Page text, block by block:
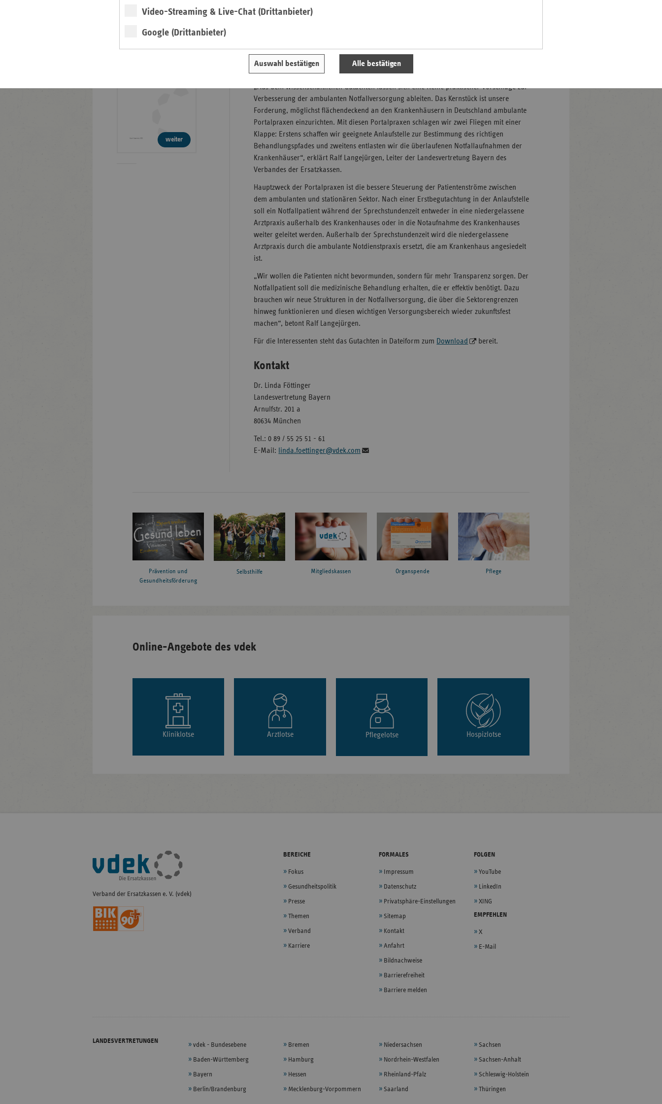
Video-Streaming & Live-Chat (Drittanbieter)
Google (Drittanbieter)
Auswahl bestätigen Alle bestätigen
Schleswig-
Holstein
Thüringen
den Rat der Wissenschaft geholt. In seinem Auftrag hat das AQUA-Institut für angewandte
Notfallversorgung?“ der Fachöffentlichkeit in München vorgestellt. Die Fachtagung findet
im Rahmen des 15. Europäischen Gesundheitskongresses statt.
„Aus dem wissenschaftlichen Gutachten lassen sich eine Reihe praktischer Vorschläge zur
Verbesserung der ambulanten Notfallversorgung ableiten. Das Kernstück ist unsere
Forderung, möglichst flächendeckend an den Krankenhäusern in Deutschland ambulante
Portalpraxen einzurichten. Mit diesen Portalpraxen schlagen wir zwei Fliegen mit einer
Klappe: Erstens schaffen wir geeignete Anlaufstelle zur Bestimmung des richtigen
Behandlungspfades und zweitens entlasten wir die überlaufenen Notfallaufnahmen der
Krankenhäuser“, erklärt Ralf Langejürgen, Leiter der Landesvertretung Bayern des
Verbandes der Ersatzkassen.
Hauptzweck der Portalpraxen ist die bessere Steuerung der Patientenströme zwischen
dem ambulanten und stationären Sektor. Nach einer Erstbegutachtung in der Anlaufstelle
soll ein Notfallpatient während der Sprechstundenzeit entweder in eine niedergelassene
Arztpraxis außerhalb des Krankenhauses oder in die Notaufnahme des Krankenhauses
weiter geleitet werden. Außerhalb der Sprechstundenzeit wird die niedergelassene
Arztpraxis durch die ambulante Notdienstpraxis ersetzt, die am Krankenhaus angesiedelt
ist.
„Wir wollen die Patienten nicht bevormunden, sondern für mehr Transparenz sorgen. Der
Notfallpatient soll die medizinische Behandlung erhalten, die er effektiv benötigt. Dazu
brauchen wir neue Strukturen in der Notfallversorgung, die über die Sektorengrenzen
hinweg funktionieren und diesen wichtigen Versorgungsbereich wieder zukunftsfest
machen“, betont Ralf Langejürgen.
Für die Interessenten steht das Gutachten in Dateiform zum Download bereit.
Kontakt
Dr. Linda Föttinger
Landesvertretung Bayern
Arnulfstr. 201 a
80634 München
Tel.: 0 89 / 55 25 51 - 61
E-Mail:
linda.foettinger@vdek.com
Verwaltungskosten in
der GKV
weiter
Prävention und
Gesundheitsförderung
Selbsthilfe Mitgliedskassen Organspende Pflege
Online-Angebote des vdek
Kliniklotse Arztlotse Pflegelotse Hospizlotse
Fußleisten-
Navigation
Verband der Ersatzkassen e. V. (vdek)
BEREICHE
Fokus
Gesundheitspolitik
Presse
Themen
Verband
Karriere
FORMALES
Impressum
Datenschutz
Privatsphäre-Einstellungen
Sitemap
Kontakt
Anfahrt
Bildnachweise
Barrierefreiheit
Barriere melden
FOLGEN
YouTube
LinkedIn
XING
EMPFEHLEN
X
E-Mail
LANDESVERTRETUNGEN
vdek - Bundesebene
Baden-Württemberg
Bayern
Berlin/Brandenburg
Bremen
Hamburg
Hessen
Mecklenburg-Vorpommern
Niedersachsen
Nordrhein-Westfalen
Rheinland-Pfalz
Saarland
Sachsen
Sachsen-Anhalt
Schleswig-Holstein
Thüringen